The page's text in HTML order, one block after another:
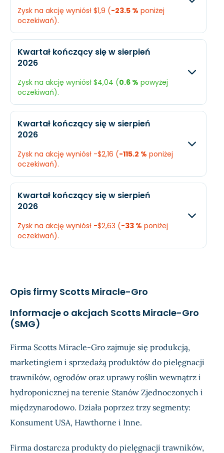
Dochód $177,5 mln.
EPS $3 N/A
Zysk na akcję wyniósł $1,9 (-23.5 % poniżej
oczekiwań).
Przychody
Dochód $146,8 mln.
EPS $2,48 $1,9
Kwartał kończący się w sierpień
2026
Zysk na akcję wyniósł $4,04 (0.6 % powyżej
oczekiwań).
Przychody
Dochód $237,3 mln.
EPS $4,01
Kwartał kończący się w sierpień
2026
Zysk na akcję wyniósł -$2,16 (-115.2 % poniżej
oczekiwań).
Przychody
Dochód -$59,33 mln.
Kwartał kończący się w sierpień
2026
Zysk na akcję wyniósł -$2,63 (-33 % poniżej
oczekiwań).
EPS
Opis firmy Scotts Miracle-Gro
Informacje o akcjach Scotts Miracle-Gro
(SMG)
Firma Scotts Miracle-Gro zajmuje się produkcją,
marketingiem i sprzedażą produktów do pielęgnacji
trawników, ogrodów oraz uprawy roślin wewnątrz i
hydroponicznej na terenie Stanów Zjednoczonych i
międzynarodowo. Działa poprzez trzy segmenty:
Konsument USA, Hawthorne i Inne.
Firma dostarcza produkty do pielęgnacji trawników,